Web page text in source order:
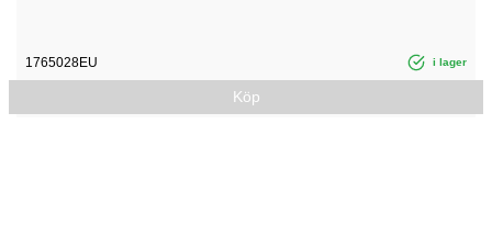
1765028EU i lager
Köp